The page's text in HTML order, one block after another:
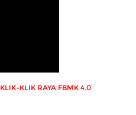
KLIK-KLIK RAYA FBMK 4.0